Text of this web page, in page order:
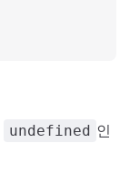
undefined 인